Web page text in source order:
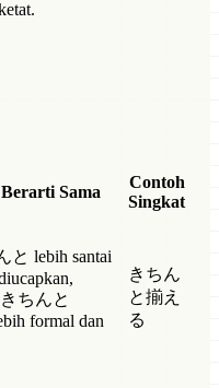
Sama
Contoh
Singkat
と lebih santai
ちんと
formal dan
きちん
と揃え
る